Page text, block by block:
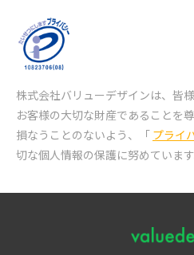
株式会社バリューデザインは、皆
お客様の大切な財産であることを尊
損なうことのないよう、「 プライ
切な個人情報の保護に努めています